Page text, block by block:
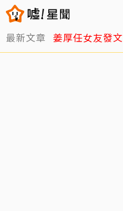
最新文章 姜厚任女友發文